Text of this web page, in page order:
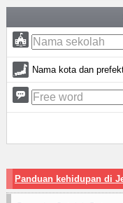
Nama kota dan
Panduan kehidupan di